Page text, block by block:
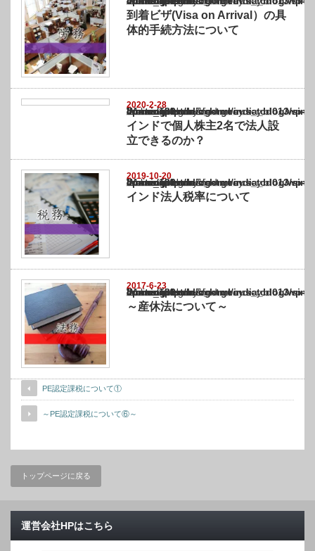
到着ビザ(Visa on Arrival）の具
体的手続方法について
2020-2-28
Warning
: Undefined array key "show_category" in
/home/netst/kuno-cpa.co.jp/public_html/india_blog/wp-content/themes/
on line183
インドで個人株主2名で法人設
立できるのか？
2019-10-20
Warning
: Undefined array key "show_category" in
/home/netst/kuno-cpa.co.jp/public_html/india_blog/wp-content/themes/
on line183
インド法人税率について
2017-6-23
Warning
: Undefined array key "show_category" in
/home/netst/kuno-cpa.co.jp/public_html/india_blog/wp-content/themes/
on line183
～産休法について～
PE認定課税について①
～PE認定課税について⑥～
トップページに戻る
運営会社HPはこちら